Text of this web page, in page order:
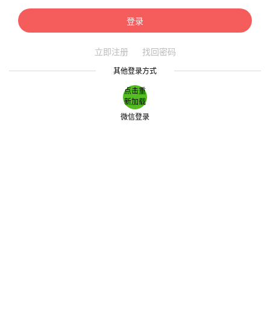
登录
立即注册 找回密码
其他登录方式
点击重
新加载
微信登录